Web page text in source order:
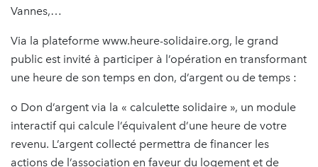
Vannes,…
Via la plateforme www.heure-solidaire.org, le grand
public est invité à participer à l’opération en transformant
une heure de son temps en don, d’argent ou de temps :
o Don d’argent via la « calculette solidaire », un module
interactif qui calcule l’équivalent d’une heure de votre
revenu. L’argent collecté permettra de financer les
actions de l’association en faveur du logement et de